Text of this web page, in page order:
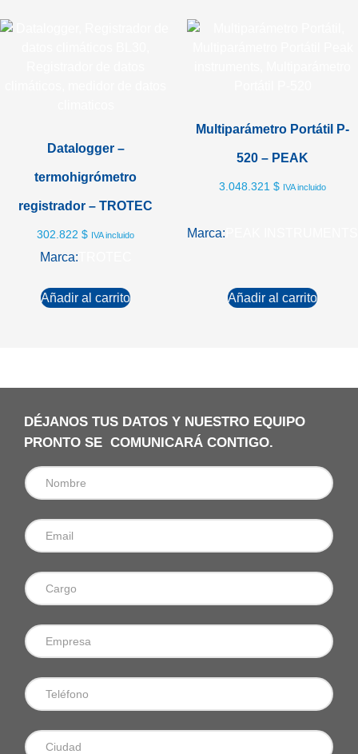
Datalogger –
termohigrómetro
registrador – TROTEC
302.822 $ IVA incluido
Marca:
Añadir al carrito
Multiparámetro Portátil P-
520 – PEAK
3.048.321 $ IVA incluido
Marca:
Añadir al carrito
DÉJANOS TUS DATOS Y NUESTRO EQUIPO
PRONTO SE COMUNICARÁ CONTIGO.